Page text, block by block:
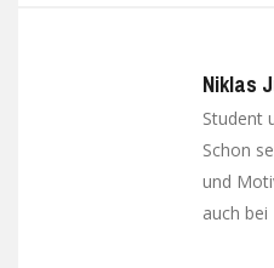
Niklas
Student
Schon
und
auch bei